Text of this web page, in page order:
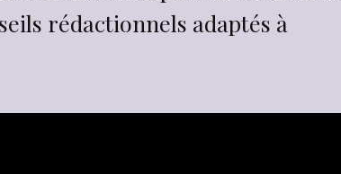
rédactionnels adaptés à